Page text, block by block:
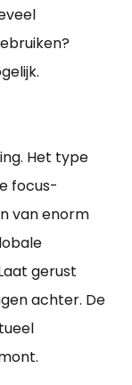
Het type
focus-
van enorm
gerust
achter. De